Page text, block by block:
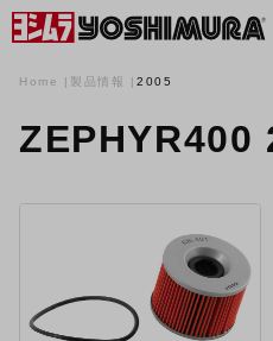
Home 製品情報 2005
ZEPHYR400